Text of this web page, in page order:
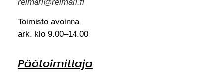
reimari@reimari.fi
Toimisto avoinna
ark. klo 9.00–14.00
Päätoimittaja